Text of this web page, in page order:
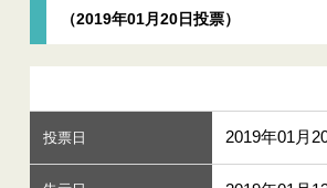
（2019年01月20日投票）
投票日 2019年01月